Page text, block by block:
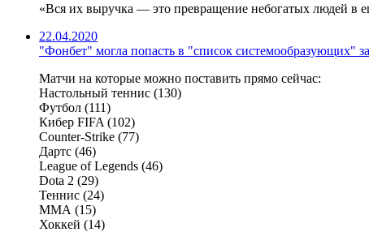
«Вся их выручка — это превращение небогатых людей в
22.04.2020
"Фонбет" могла попасть в "список системообразующих"
Матчи на которые можно поставить прямо сейчас:
Настольный теннис (130)
Футбол (111)
Кибер FIFA (102)
Counter-Strike (77)
Дартс (46)
League of Legends (46)
Dota 2 (29)
Теннис (24)
ММА (15)
Хоккей (14)